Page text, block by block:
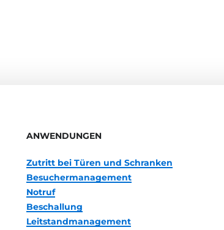
ANWENDUNGEN
Zutritt bei Türen und Schranken
Besuchermanagement
Notruf
Beschallung
Leitstandmanagement